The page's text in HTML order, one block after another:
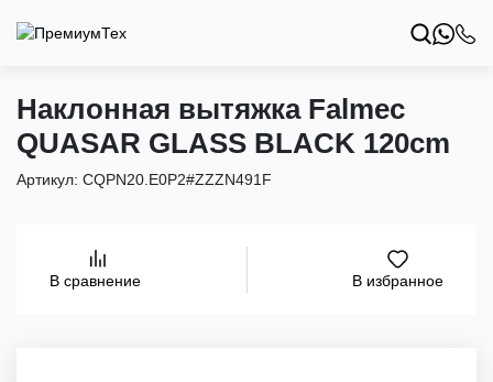
Наклонная вытяжка Falmec
QUASAR GLASS BLACK 120cm
Артикул: CQPN20.E0P2#ZZZN491F
В сравнение В избранное